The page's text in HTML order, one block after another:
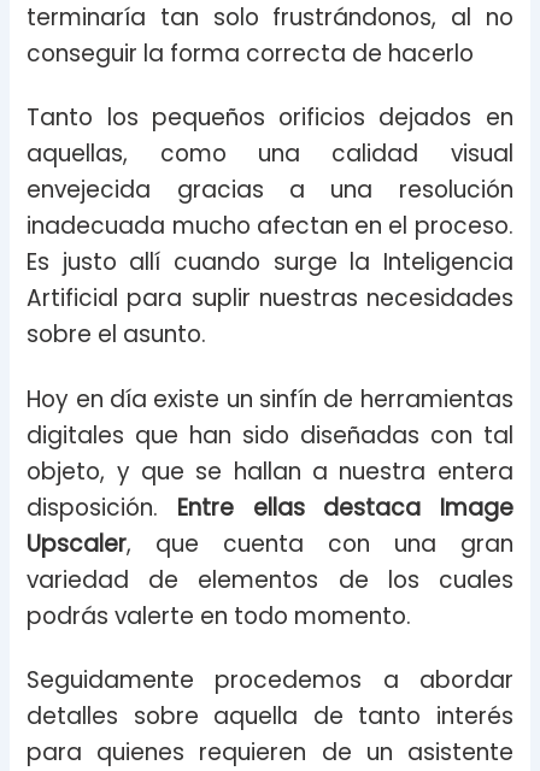
terminaría tan solo frustrándonos, al no
conseguir la forma correcta de hacerlo
Tanto los pequeños orificios dejados en
aquellas, como una calidad visual
envejecida gracias a una resolución
inadecuada mucho afectan en el proceso.
Es justo allí cuando surge la Inteligencia
Artificial para suplir nuestras necesidades
sobre el asunto.
Hoy en día existe un sinfín de herramientas
digitales que han sido diseñadas con tal
objeto, y que se hallan a nuestra entera
disposición. Entre ellas destaca Image
Upscaler, que cuenta con una gran
variedad de elementos de los cuales
podrás valerte en todo momento.
Seguidamente procedemos a abordar
detalles sobre aquella de tanto interés
para quienes requieren de un asistente